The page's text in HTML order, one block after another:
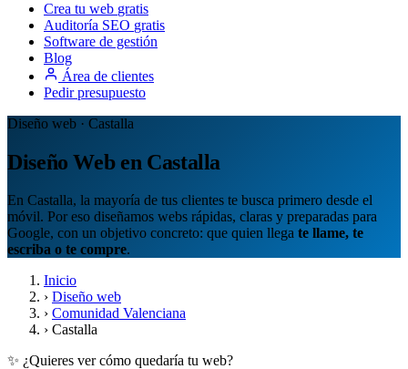
Crea tu web gratis
Auditoría SEO gratis
Software de gestión
Blog
Área de clientes
Pedir presupuesto
Diseño web · Castalla
Diseño Web en Castalla
En Castalla, la mayoría de tus clientes te busca primero desde el
móvil. Por eso diseñamos webs rápidas, claras y preparadas para
Google, con un objetivo concreto: que quien llega te llame, te
escriba o te compre.
Inicio
› Diseño web
› Comunidad Valenciana
› Castalla
✨ ¿Quieres ver cómo quedaría tu web?